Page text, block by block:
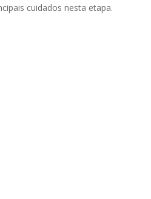
cuidados nesta etapa.